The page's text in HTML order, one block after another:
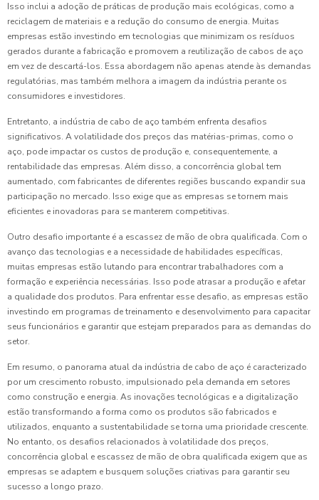
Isso inclui a adoção de práticas de produção mais ecológicas, como a
reciclagem de materiais e a redução do consumo de energia. Muitas
empresas estão investindo em tecnologias que minimizam os resíduos
gerados durante a fabricação e promovem a reutilização de cabos de aço
em vez de descartá-los. Essa abordagem não apenas atende às demandas
regulatórias, mas também melhora a imagem da indústria perante os
consumidores e investidores.
Entretanto, a indústria de cabo de aço também enfrenta desafios
significativos. A volatilidade dos preços das matérias-primas, como o
aço, pode impactar os custos de produção e, consequentemente, a
rentabilidade das empresas. Além disso, a concorrência global tem
aumentado, com fabricantes de diferentes regiões buscando expandir sua
participação no mercado. Isso exige que as empresas se tornem mais
eficientes e inovadoras para se manterem competitivas.
Outro desafio importante é a escassez de mão de obra qualificada. Com o
avanço das tecnologias e a necessidade de habilidades específicas,
muitas empresas estão lutando para encontrar trabalhadores com a
formação e experiência necessárias. Isso pode atrasar a produção e afetar
a qualidade dos produtos. Para enfrentar esse desafio, as empresas estão
investindo em programas de treinamento e desenvolvimento para capacitar
seus funcionários e garantir que estejam preparados para as demandas do
setor.
Em resumo, o panorama atual da indústria de cabo de aço é caracterizado
por um crescimento robusto, impulsionado pela demanda em setores
como construção e energia. As inovações tecnológicas e a digitalização
estão transformando a forma como os produtos são fabricados e
utilizados, enquanto a sustentabilidade se torna uma prioridade crescente.
No entanto, os desafios relacionados à volatilidade dos preços,
concorrência global e escassez de mão de obra qualificada exigem que as
empresas se adaptem e busquem soluções criativas para garantir seu
sucesso a longo prazo.